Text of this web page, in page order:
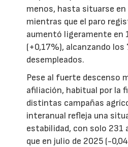
menos, hasta situarse en
mientras que el paro
aumentó ligeramente en
(+0,17%), alcanzando los
desempleados.
Pese al fuerte descenso
afiliación, habitual por la
distintas campañas
interanual refleja una
estabilidad, con solo 231
que en julio de 2025 (-